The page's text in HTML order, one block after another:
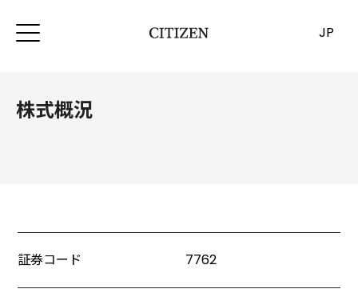
JP
株式概況
証券コード 7762